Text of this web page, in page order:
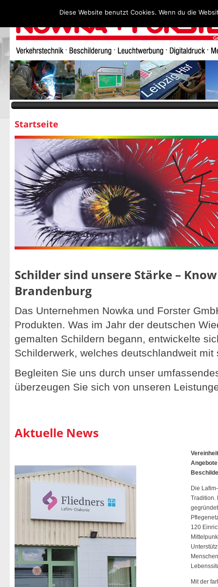
Startseite
Schilder sind unsere Stärke –
Brandenburg
Das Unternehmen Nowka und Forster
Produkten. Was im Jahr der deutschen
gemalten Schildern begann, entwickelte
Schilderwerk, welches deutschlandweit
Begleiten Sie uns durch unser
überzeugen Sie sich von unseren
Aktuelle News
Die
Tradition.
120
Mit der
Diese Website benutzt Cookies. Wenn du die